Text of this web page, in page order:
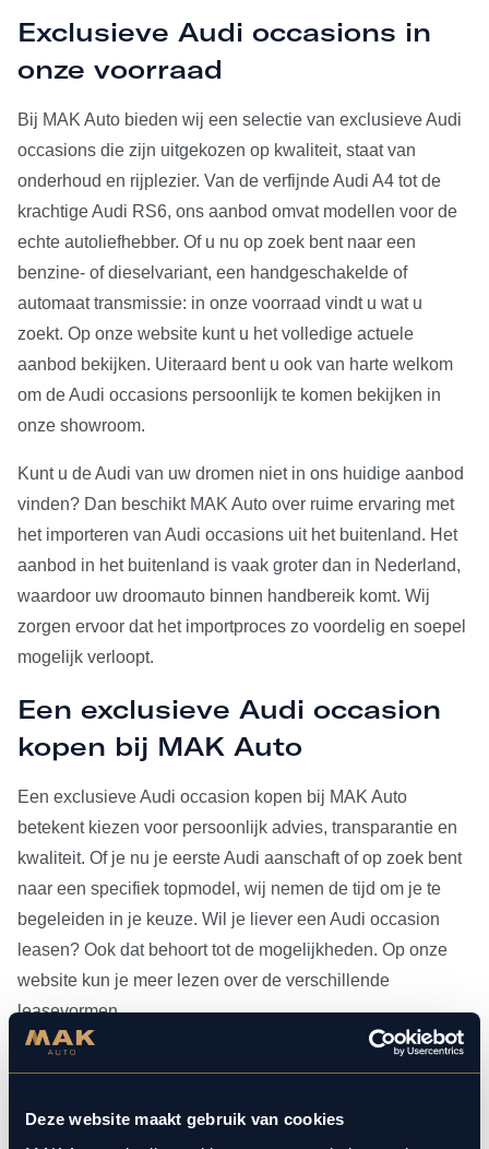
Deze website maakt gebruik van cookies
Exclusieve Audi occasions in
onze voorraad
Bij MAK Auto bieden wij een selectie van exclusieve Audi
occasions die zijn uitgekozen op kwaliteit, staat van
onderhoud en rijplezier. Van de verfijnde Audi A4 tot de
krachtige Audi RS6, ons aanbod omvat modellen voor de
echte autoliefhebber. Of u nu op zoek bent naar een
benzine- of dieselvariant, een handgeschakelde of
automaat transmissie: in onze voorraad vindt u wat u
zoekt. Op onze website kunt u het volledige actuele
aanbod bekijken. Uiteraard bent u ook van harte welkom
om de Audi occasions persoonlijk te komen bekijken in
onze showroom.
Kunt u de Audi van uw dromen niet in ons huidige aanbod
vinden? Dan beschikt MAK Auto over ruime ervaring met
het importeren van Audi occasions uit het buitenland. Het
aanbod in het buitenland is vaak groter dan in Nederland,
waardoor uw droomauto binnen handbereik komt. Wij
zorgen ervoor dat het importproces zo voordelig en soepel
mogelijk verloopt.
Een exclusieve Audi occasion
kopen bij MAK Auto
Een exclusieve Audi occasion kopen bij MAK Auto
betekent kiezen voor persoonlijk advies, transparantie en
kwaliteit. Of je nu je eerste Audi aanschaft of op zoek bent
naar een specifiek topmodel, wij nemen de tijd om je te
begeleiden in je keuze. Wil je liever een Audi occasion
leasen? Ook dat behoort tot de mogelijkheden. Op onze
website kun je meer lezen over de verschillende
leasevormen.
Heb je je Audi occasion eenmaal gevonden, dan kun je
aangesloten bij Bosch Car Service, beschikken onze